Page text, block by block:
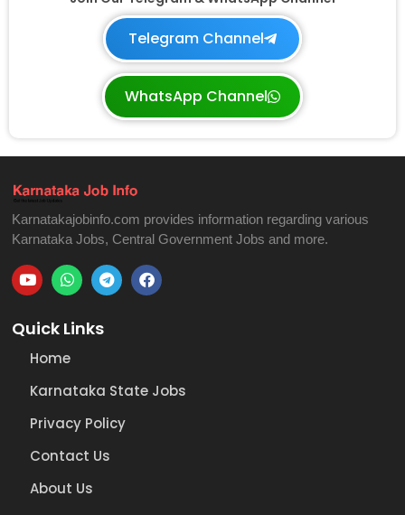
Telegram Channel
WhatsApp Channel
Karnatakajobinfo.com provides information regarding various
Karnataka Jobs, Central Government Jobs and more.
Quick Links
Home
Karnataka State Jobs
Privacy Policy
Contact Us
About Us